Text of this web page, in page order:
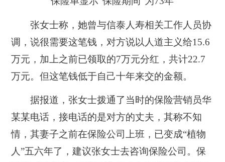
张女士称，她曾与信泰人寿相关工作人员协
调，说很需要这笔钱，对方说以人道主义给15.6
万元，加上之前已领取的7万元分红，共计22.7
万元。但这笔钱低于自己十年来交的金额。
据报道，张女士拨通了当时的保险营销员华
某某电话，接电话的是对方的丈夫，其称不知
情，其妻子之前在保险公司上班，已变成“植物
人”五六年了，建议张女士去咨询保险公司。保